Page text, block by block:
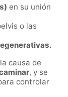
en su unión
o las
causa de
, y se
controlar